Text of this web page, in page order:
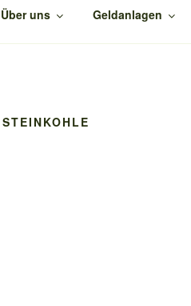
Über uns Geldanlagen
STEINKOHLE